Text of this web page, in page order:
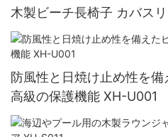
木製ビーチ長椅子 カバス
防風性と日焼け止め性を
高級の保護機能 XH-U001